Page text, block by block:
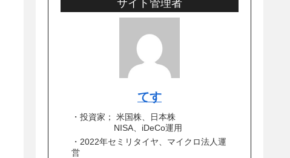
サイト管理者
てす
・投資家； 米国株、日本株
NISA、iDeCo運用
・2022年セミリタイヤ、マイクロ法人運
営